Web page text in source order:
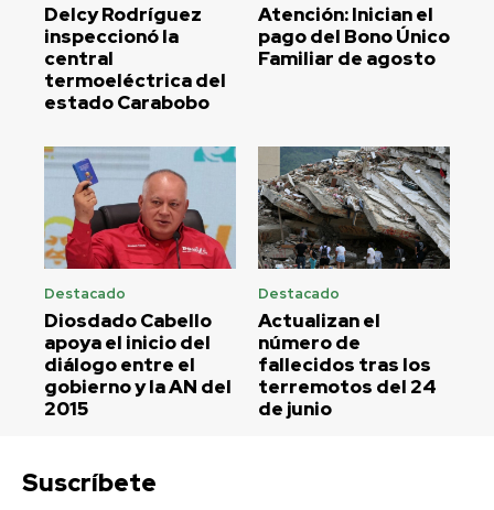
Delcy Rodríguez
inspeccionó la
central
termoeléctrica del
estado Carabobo
Atención: Inician el
pago del Bono Único
Familiar de agosto
Destacado
Diosdado Cabello
apoya el inicio del
diálogo entre el
gobierno y la AN del
2015
Destacado
Actualizan el
número de
fallecidos tras los
terremotos del 24
de junio
Suscríbete